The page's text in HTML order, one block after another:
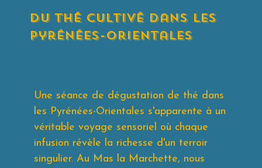
du thé cultivé dans les
Pyrénées-orientales
Une séance de dégustation de thé dans
les Pyrénées-Orientales s'apparente à un
véritable voyage sensoriel où chaque
infusion révèle la richesse d'un terroir
singulier. Au Mas la Marchette, nous